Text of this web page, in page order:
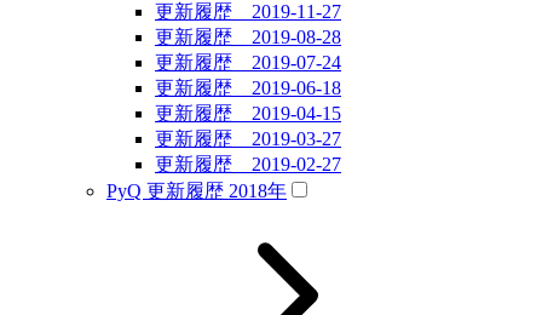
更新履歴 2019-11-27
更新履歴 2019-08-28
更新履歴 2019-07-24
更新履歴 2019-06-18
更新履歴 2019-04-15
更新履歴 2019-03-27
更新履歴 2019-02-27
PyQ 更新履歴 2018年